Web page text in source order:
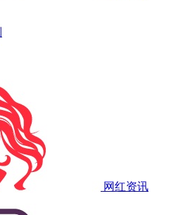
网红资讯